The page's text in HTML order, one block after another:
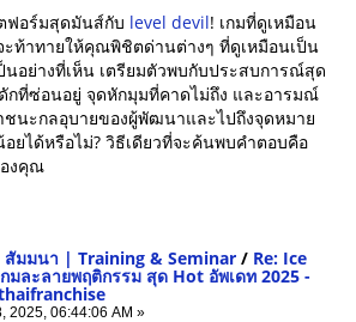
ฟอร์มสุดมันส์กับ level devil! เกมที่ดูเหมือน
ะท้าทายให้คุณพิชิตด่านต่างๆ ที่ดูเหมือนเป็น
นอย่างที่เห็น เตรียมตัวพบกับประสบการณ์สุด
กที่ซ่อนอยู่ จุดหักมุมที่คาดไม่ถึง และอารมณ์
นะกลอุบายของผู้พัฒนาและไปถึงจุดหมาย
ยได้หรือไม่? วิธีเดียวที่จะค้นพบคำตอบคือ
งคุณ
สัมมนา | Training & Seminar / Re: Ice
มละลายพฤติกรรม สุด Hot อัพเดท 2025 -
2025, 06:44:06 AM »